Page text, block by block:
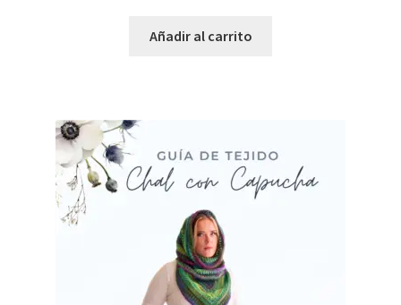
Añadir al carrito